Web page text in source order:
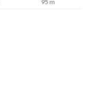
95 m